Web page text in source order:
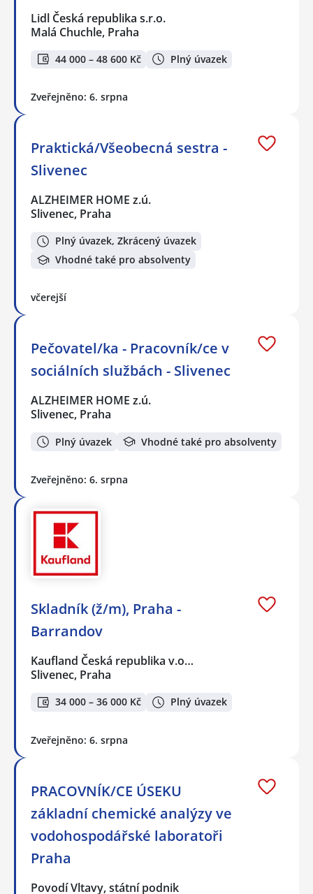
Lidl Česká republika s.r.o.
Malá Chuchle, Praha
44 000 – 48 600 Kč Plný úvazek
Zveřejněno: 6. srpna
Praktická/Všeobecná sestra -
Slivenec
ALZHEIMER HOME z.ú.
Slivenec, Praha
Plný úvazek, Zkrácený úvazek
Vhodné také pro absolventy
včerejší
Pečovatel/ka - Pracovník/ce v
sociálních službách - Slivenec
ALZHEIMER HOME z.ú.
Slivenec, Praha
Plný úvazek Vhodné také pro absolventy
Zveřejněno: 6. srpna
Skladník (ž/m), Praha -
Barrandov
Kaufland Česká republika v.o…
Slivenec, Praha
34 000 – 36 000 Kč Plný úvazek
Zveřejněno: 6. srpna
PRACOVNÍK/CE ÚSEKU
základní chemické analýzy ve
vodohospodářské laboratoři
Praha
Povodí Vltavy, státní podnik